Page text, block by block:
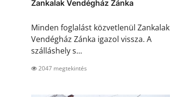
Zankalak Vendégház Zánka
Minden foglalást közvetlenül Zankalak
Vendégház Zánka igazol vissza. A
szálláshely s...
2047 megtekintés